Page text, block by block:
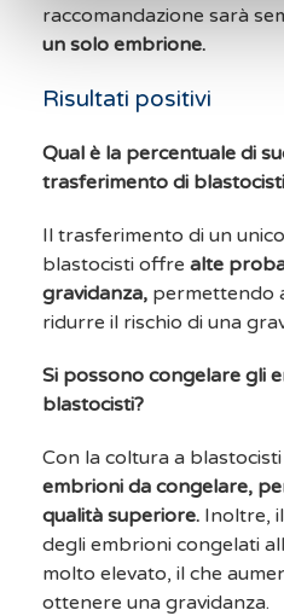
raccomandazione sarà
un solo embrione.
Risultati positivi
Qual è la percentuale di
trasferimento di
Il trasferimento di un
blastocisti offre alte
gravidanza, permettendo
ridurre il rischio di una
Si possono congelare gli
blastocisti?
Con la coltura a
embrioni da congelare,
qualità superiore. Inoltre,
degli embrioni congelati
molto elevato, il che
ottenere una gravidanza.